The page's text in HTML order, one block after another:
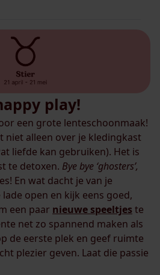
play!
een grote lenteschoonmaak!
niet alleen over je kledingkast
liefde kan gebruiken). Het is
te detoxen. Bye bye ‘ghosters’,
En wat dacht je van je
lade open en kijk eens goed,
een paar nieuwe speeltjes te
net zo spannend maken als
de eerste plek en geef ruimte
plezier geven. Laat die passie